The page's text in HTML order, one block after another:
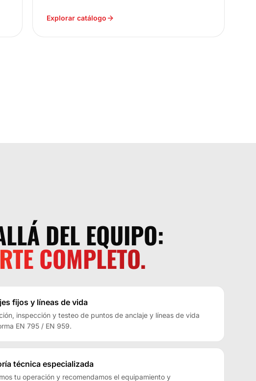
Explorar catálogo
DEL EQUIPO:
COMPLETO.
fijos y líneas de vida
inspección y testeo de puntos de anclaje y líneas de vida
EN 795 / EN 959.
técnica especializada
tu operación y recomendamos el equipamiento y